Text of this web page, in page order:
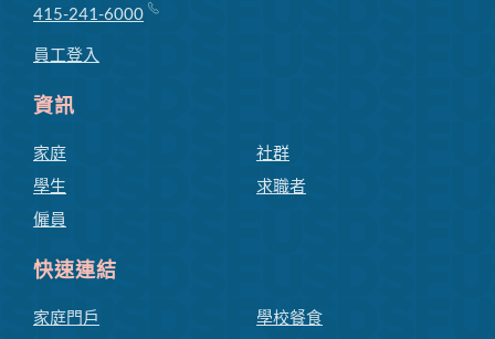
415-241-6000
員工登入
資訊
家庭
學生
僱員
社群
求職者
快速連結
家庭門戶
學校餐食